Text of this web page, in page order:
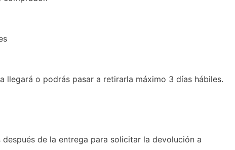
o podrás pasar a retirarla máximo 3 días hábiles.
de la entrega para solicitar la devolución a